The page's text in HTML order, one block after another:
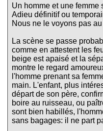
Un homme et une femme
Adieu définitif ou
Nous ne le voyons pas
La scène se passe
comme en attestent les
beige est apaisé et la
montre le regard
l'homme prenant sa
main. L'enfant, plus
départ de son père,
boire au ruisseau, ou
sont bien habillés,
sans bagages: il ne part